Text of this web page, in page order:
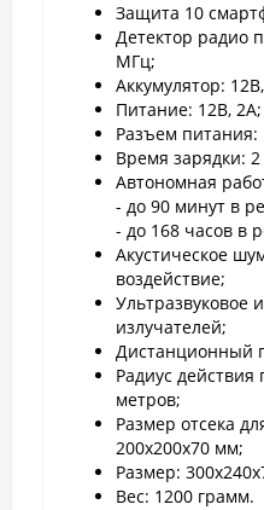
Защита 10
Детектор радио
МГц;
Аккумулятор:
Питание: 12В, 2А;
Разъем питания:
Время зарядки: 2
Автономная
- до 90 минут в
- до 168 часов в
Акустическое
воздействие;
Ультразвуковое
излучателей;
Дистанционный
Радиус действия
метров;
Размер отсека
200х200х70 мм;
Размер:
Вес: 1200 грамм.